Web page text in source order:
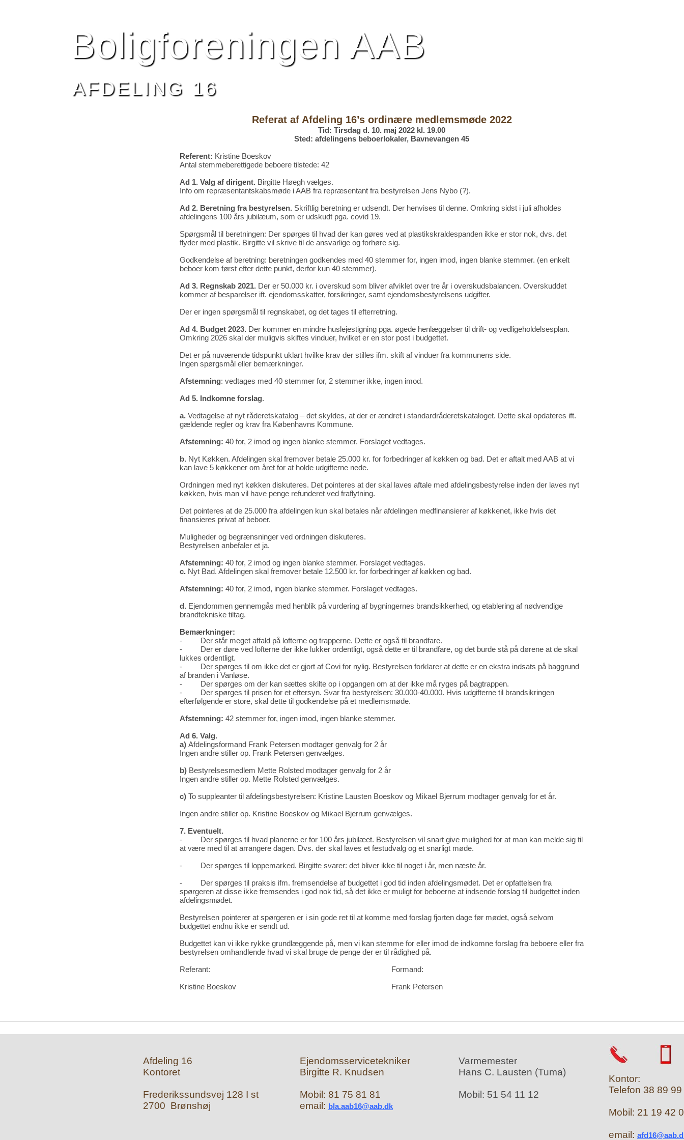
Boligforeningen AAB
AFDELING 16
Referat af Afdeling 16’s ordinære medlemsmøde 2022
Tid: Tirsdag d. 10. maj 2022 kl. 19.00
Sted: afdelingens beboerlokaler, Bavnevangen 45
Referent: Kristine Boeskov
Antal stemmeberettigede beboere tilstede: 42
Ad 1. Valg af dirigent.Birgitte Høegh vælges.
Info om repræsentantskabsmøde i AAB fra repræsentant fra bestyrelsen Jens Nybo (?).
Ad 2. Beretning fra bestyrelsen.Skriftlig beretning er udsendt. Der henvises til denne. Omkring sidst i juli afholdes
afdelingens 100 års jubilæum, som er udskudt pga. covid 19.
Spørgsmål til beretningen: Der spørges til hvad der kan gøres ved at plastikskraldespanden ikke er stor nok, dvs. det
flyder med plastik. Birgitte vil skrive til de ansvarlige og forhøre sig.
Godkendelse af beretning: beretningen godkendes med 40 stemmer for, ingen imod, ingen blanke stemmer. (en enkelt
beboer kom først efter dette punkt, derfor kun 40 stemmer).
Ad 3. Regnskab 2021. Der er 50.000 kr. i overskud som bliver afviklet over tre år i overskudsbalancen. Overskuddet
kommer af besparelser ift. ejendomsskatter, forsikringer, samt ejendomsbestyrelsens udgifter.
Der er ingen spørgsmål til regnskabet, og det tages til efterretning.
Ad 4. Budget 2023.Der kommer en mindre huslejestigning pga. øgede henlæggelser til drift- og vedligeholdelsesplan.
Omkring 2026 skal der muligvis skiftes vinduer, hvilket er en stor post i budgettet.
Det er på nuværende tidspunkt uklart hvilke krav der stilles ifm. skift af vinduer fra kommunens side.
Ingen spørgsmål eller bemærkninger.
Afstemning: vedtages med 40 stemmer for, 2 stemmer ikke, ingen imod.
Ad 5. Indkomne forslag.
a.Vedtagelse af nyt råderetskatalog – det skyldes, at der er ændret i standardråderetskataloget. Dette skal opdateres ift.
gældende regler og krav fra Københavns Kommune.
Afstemning: 40 for, 2 imod og ingen blanke stemmer. Forslaget vedtages.
b.Nyt Køkken. Afdelingen skal fremover betale 25.000 kr. for forbedringer af køkken og bad. Det er aftalt med AAB at vi
kan lave 5 køkkener om året for at holde udgifterne nede.
Ordningen med nyt køkken diskuteres. Det pointeres at der skal laves aftale med afdelingsbestyrelse inden der laves nyt
køkken, hvis man vil have penge refunderet ved fraflytning.
Det pointeres at de 25.000 fra afdelingen kun skal betales når afdelingen medfinansierer af køkkenet, ikke hvis det
finansieres privat af beboer.
Muligheder og begrænsninger ved ordningen diskuteres.
Bestyrelsen anbefaler et ja.
Afstemning: 40 for, 2 imod og ingen blanke stemmer. Forslaget vedtages.
c.Nyt Bad. Afdelingen skal fremover betale 12.500 kr. for forbedringer af køkken og bad.
Afstemning: 40 for, 2 imod, ingen blanke stemmer. Forslaget vedtages.
d.Ejendommen gennemgås med henblik på vurdering af bygningernes brandsikkerhed, og etablering af nødvendige
brandtekniske tiltag.
Bemærkninger:
- Der står meget affald på lofterne og trapperne. Dette er også til brandfare.
- Der er døre ved lofterne der ikke lukker ordentligt, også dette er til brandfare, og det burde stå på dørene at de skal
lukkes ordentligt.
- Der spørges til om ikke det er gjort af Covi for nylig. Bestyrelsen forklarer at dette er en ekstra indsats på baggrund
af branden i Vanløse.
- Der spørges om der kan sættes skilte op i opgangen om at der ikke må ryges på bagtrappen.
- Der spørges til prisen for et eftersyn. Svar fra bestyrelsen: 30.000-40.000. Hvis udgifterne til brandsikringen
efterfølgende er store, skal dette til godkendelse på et medlemsmøde.
Afstemning: 42 stemmer for, ingen imod, ingen blanke stemmer.
Ad 6. Valg.
a) Afdelingsformand Frank Petersen modtager genvalg for 2 år
Ingen andre stiller op. Frank Petersen genvælges.
b)Bestyrelsesmedlem Mette Rolsted modtager genvalg for 2 år
Ingen andre stiller op. Mette Rolsted genvælges.
c) To suppleanter til afdelingsbestyrelsen: Kristine Lausten Boeskov og Mikael Bjerrum modtager genvalg for et år.
Ingen andre stiller op. Kristine Boeskov og Mikael Bjerrum genvælges.
7. Eventuelt.
- Der spørges til hvad planerne er for 100 års jubilæet. Bestyrelsen vil snart give mulighed for at man kan melde sig til
at være med til at arrangere dagen. Dvs. der skal laves et festudvalg og et snarligt møde.
- Der spørges til loppemarked. Birgitte svarer: det bliver ikke til noget i år, men næste år.
- Der spørges til praksis ifm. fremsendelse af budgettet i god tid inden afdelingsmødet. Det er opfattelsen fra
spørgeren at disse ikke fremsendes i god nok tid, så det ikke er muligt for beboerne at indsende forslag til budgettet inden
afdelingsmødet.
Bestyrelsen pointerer at spørgeren er i sin gode ret til at komme med forslag fjorten dage før mødet, også selvom
budgettet endnu ikke er sendt ud.
Budgettet kan vi ikke rykke grundlæggende på, men vi kan stemme for eller imod de indkomne forslag fra beboere eller fra
bestyrelsen omhandlende hvad vi skal bruge de penge der er til rådighed på.
Referant:
Kristine Boeskov
Formand:
Frank Petersen
Afdeling 16
Kontoret
Frederikssundsvej 128 I st
2700 Brønshøj
Ejendomsservicetekniker
Birgitte R. Knudsen
Mobil: 81 75 81 81
email: bla.aab16@aab.dk
Varmemester
Hans C. Lausten (Tuma)
Mobil: 51 54 11 12
Kontor:
Telefon 38 89
Mobil: 21 19 42
email: